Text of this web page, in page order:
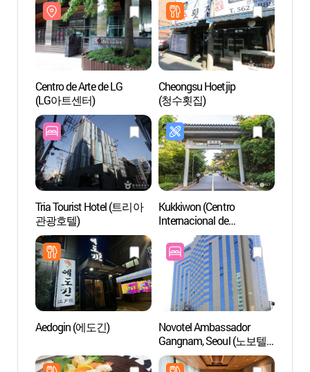
Centro de Arte de LG
(LG아트센터)
Cheongsu Hoetjip
(청수횟집)
Tria Tourist Hotel (트리아
관광호텔)
Kukkiwon (Centro
Internacional de
Taekwondo) (국기원
(세계태권도본부))
Aedogin (에도긴)
Novotel Ambassador
Gangnam, Seoul (노보텔
앰배서더 강남)